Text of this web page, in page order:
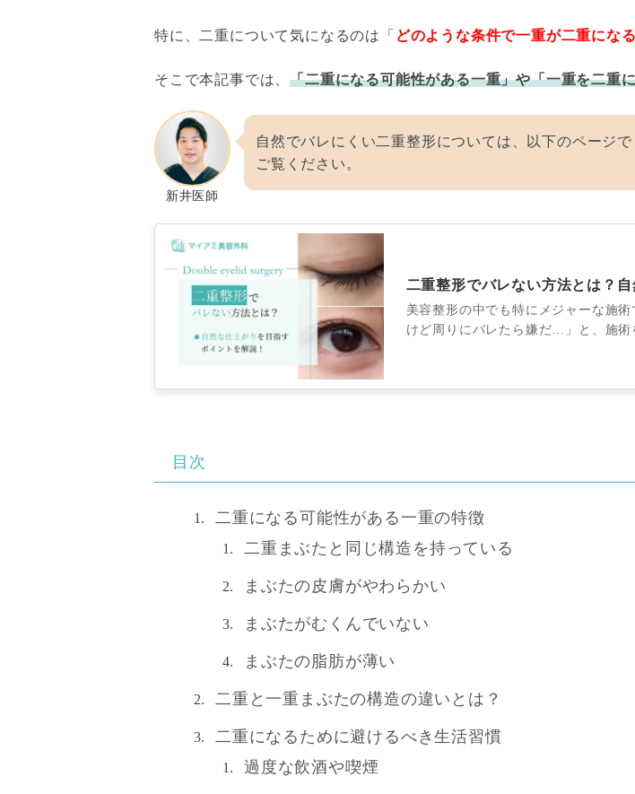
特に、二重について気になるのは「 どのような条件で一重が二重にな
そこで本記事では、「二重になる可能性がある一重」や「一重を二重
新井医師
自然でバレにくい二重整形については、以下のページ
ご覧ください。
二重整形でバレない方法とは？
美容整形の中でも特にメジャーな施
けど周りにバレたら嫌だ…」と、施術
目次
二重になる可能性がある一重の特徴
二重まぶたと同じ構造を持っている
まぶたの皮膚がやわらかい
まぶたがむくんでいない
まぶたの脂肪が薄い
二重と一重まぶたの構造の違いとは？
二重になるために避けるべき生活習慣
過度な飲酒や喫煙